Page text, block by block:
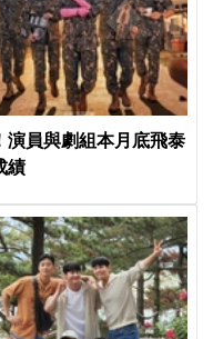
演員與劇組本月底飛泰
績